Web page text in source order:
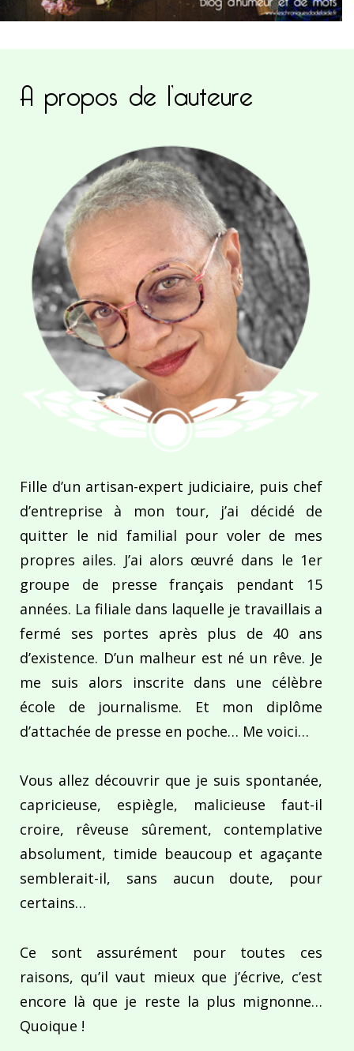
A propos de l’auteure
Fille d’un artisan-expert judiciaire, puis chef
d’entreprise à mon tour, j’ai décidé de
quitter le nid familial pour voler de mes
propres ailes. J’ai alors œuvré dans le 1er
groupe de presse français pendant 15
années. La filiale dans laquelle je travaillais a
fermé ses portes après plus de 40 ans
d’existence. D’un malheur est né un rêve. Je
me suis alors inscrite dans une célèbre
école de journalisme. Et mon diplôme
d’attachée de presse en poche… Me voici…
Vous allez découvrir que je suis spontanée,
capricieuse, espiègle, malicieuse faut-il
croire, rêveuse sûrement, contemplative
absolument, timide beaucoup et agaçante
semblerait-il, sans aucun doute, pour
certains…
Ce sont assurément pour toutes ces
raisons, qu’il vaut mieux que j’écrive, c’est
encore là que je reste la plus mignonne…
Quoique !